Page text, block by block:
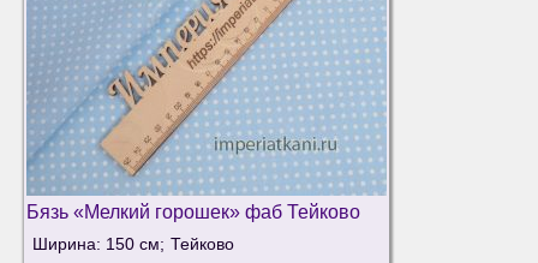
Бязь «Мелкий горошек» фаб Тейково
Ширина: 150 см; Тейково